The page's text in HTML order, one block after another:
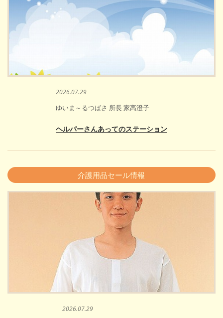
2026.07.29
ゆいま～るつばさ 所長 家高澄子
ヘルパーさんあってのステーション
介護用品セール情報
2026.07.29